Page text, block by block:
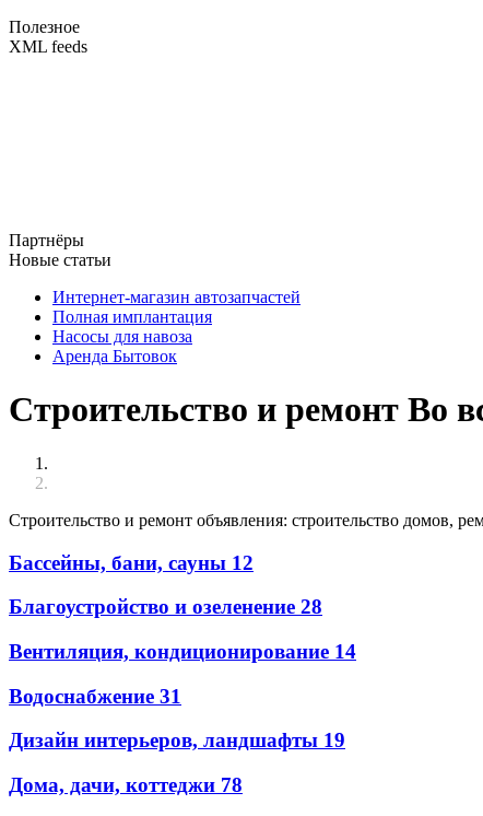
Полезное
XML feeds
Партнёры
Новые статьи
Интернет-магазин автозапчастей
Полная имплантация
Насосы для навоза
Аренда Бытовок
Строительство и ремонт Во
Строительство и ремонт объявления: строительство домов,
Бассейны, бани, сауны 12
Благоустройство и озеленение 28
Вентиляция, кондиционирование 14
Водоснабжение 31
Дизайн интерьеров, ландшафты 19
Дома, дачи, коттеджи 78